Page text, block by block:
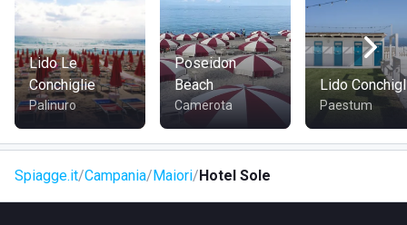
Lido Le
Conchiglie
Palinuro
Poseidon
Beach
Camerota
Lido
Paestum
Spiagge.it Campania Maiori Hotel Sole